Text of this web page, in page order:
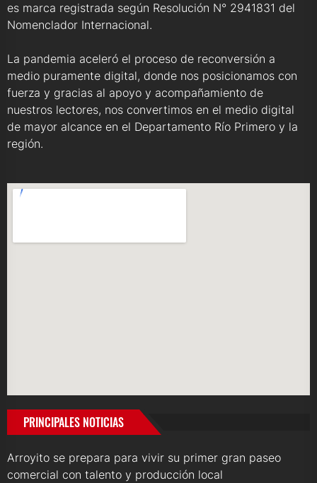
es marca registrada según Resolución N° 2941831 del
Nomenclador Internacional.
La pandemia aceleró el proceso de reconversión a
medio puramente digital, donde nos posicionamos con
fuerza y gracias al apoyo y acompañamiento de
nuestros lectores, nos convertimos en el medio digital
de mayor alcance en el Departamento Río Primero y la
región.
PRINCIPALES NOTICIAS
Arroyito se prepara para vivir su primer gran paseo
comercial con talento y producción local